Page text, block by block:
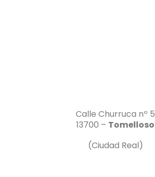
Calle Churruca nº 5
13700 – Tomelloso
(Ciudad Real)